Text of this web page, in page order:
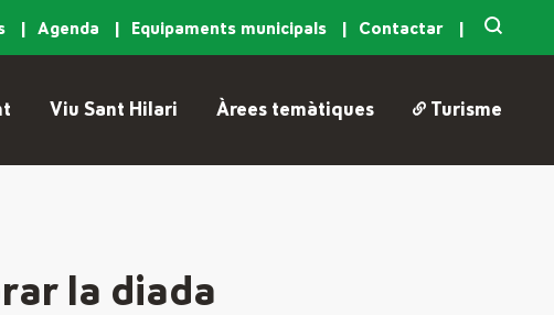
Agenda Equipaments municipals Contactar
Viu Sant Hilari Àrees temàtiques Turisme
la diada